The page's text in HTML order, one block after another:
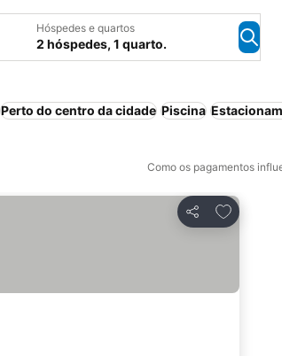
Hóspedes e quartos
2 hóspedes, 1 quarto.
Perto do centro da cidade Piscina
Como os pagamentos
Partilhar
Adicionar